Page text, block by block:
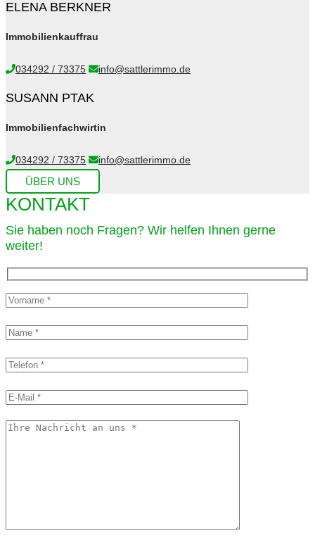
ELENA BERKNER
Immobilienkauffrau
034292 / 73375 info@sattlerimmo.de
SUSANN PTAK
Immobilienfachwirtin
034292 / 73375 info@sattlerimmo.de
ÜBER UNS
KONTAKT
Sie haben noch Fragen? Wir helfen Ihnen gerne
weiter!​